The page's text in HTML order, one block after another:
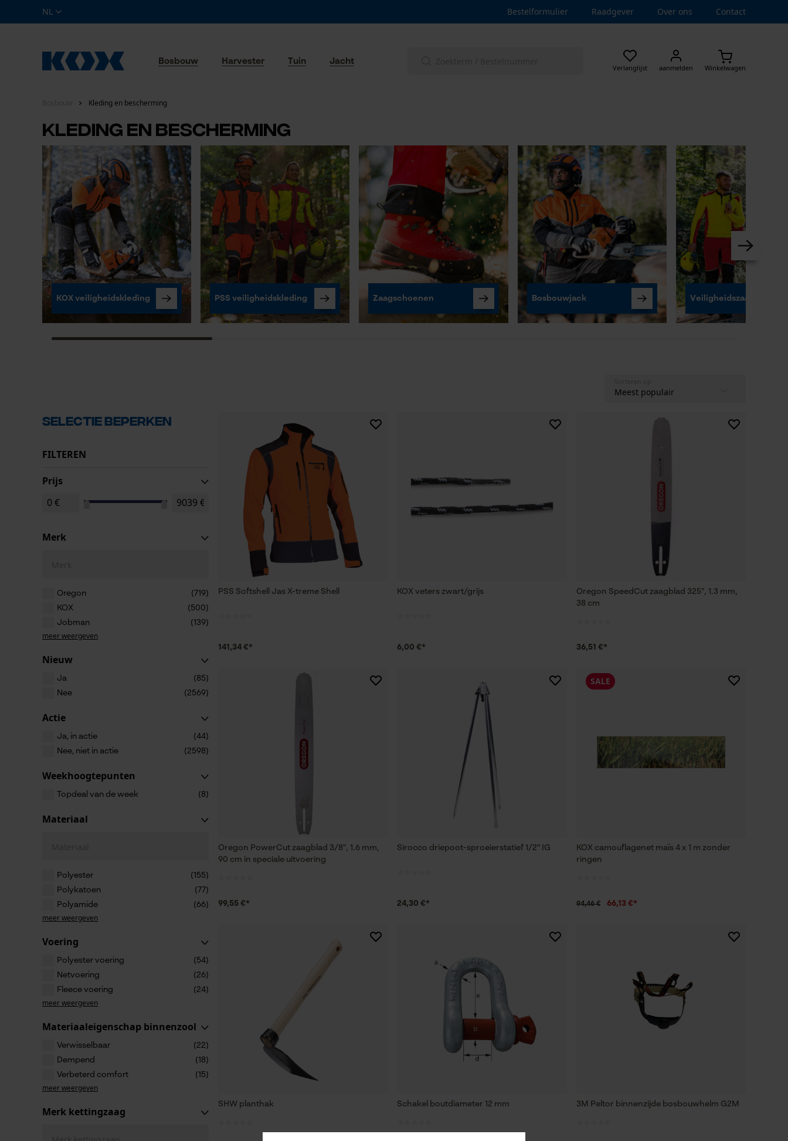
NL Bestelformulier Raadgever Over ons Contact
Verlanglijst aanmelden Winkelwagen
Bosbouw Harvester Tuin Jacht
Kleding en bescherming
Kleding en bescherming
KOX veiligheidskleding PSS veiligheidskleding Zaagschoenen Bosbouwjack Veiligheidszaagbroek
Selectie beperken
FILTEREN
Prijs
Merk
Oregon
(719)
KOX
(500)
Jobman
(139)
meer weergeven
Nieuw
Ja
(85)
Nee
(2569)
Actie
Ja, in actie
(44)
Nee, niet in actie
(2598)
Weekhoogtepunten
Topdeal van de week (8)
Materiaal
Polyester
(155)
Polykatoen
(77)
Polyamide
(66)
meer weergeven
Voering
Polyester voering
(54)
Netvoering
(26)
Fleece voering
(24)
meer weergeven
Materiaaleigenschap binnenzool
Verwisselbaar
(22)
Dempend
(18)
Verbeterd comfort
(15)
meer weergeven
Merk kettingzaag
PSS Softshell Jas X-treme Shell
141,34 €*
KOX veters zwart/grijs
6,00 €*
Oregon SpeedCut zaagblad 325", 1.3 mm,
38 cm
36,51 €*
Oregon PowerCut zaagblad 3/8", 1.6 mm,
90 cm in speciale uitvoering
99,55 €*
Sirocco driepoot-sproeierstatief 1/2" IG
24,30 €*
KOX camouflagenet maïs 4 x 1 m zonder
ringen
SALE
94,46 € 66,13 €*
SHW planthak Schakel boutdiameter 12 mm 3M Peltor binnenzijde bosbouwhelm G2M